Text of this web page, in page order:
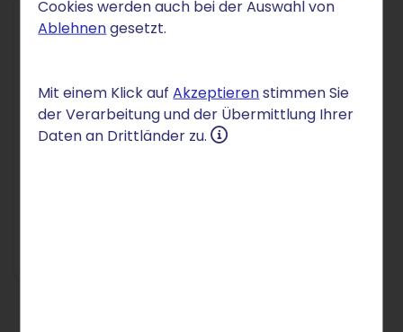
Cookies werden auch bei der Auswahl von
Ablehnengesetzt.
Mit einem Klick aufAkzeptierenstimmen Sie
der Verarbeitung und der Übermittlung Ihrer
Daten an Drittländer zu.
.vlaanderen
1,90 €/Mon.